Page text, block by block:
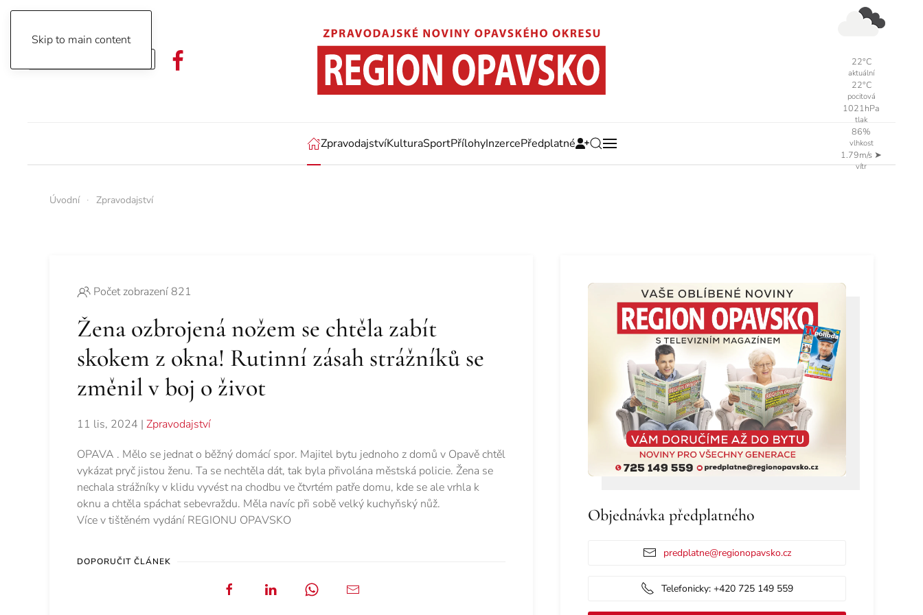
Skip to main content
22°C
aktuální
22°C
pocitová
1021hPa
tlak
86%
vlhkost
1.79m/s ➤
vítr
ZpravodajstvíKulturaSportPřílohyInzercePředplatné
Úvodní Zpravodajství
Počet zobrazení 821
Žena ozbrojená nožem se chtěla zabít
skokem z okna! Rutinní zásah strážníků se
změnil v boj o život
11 lis, 2024 | Zpravodajství
OPAVA . Mělo se jednat o běžný domácí spor. Majitel bytu jednoho z domů v Opavě chtěl
vykázat pryč jistou ženu. Ta se nechtěla dát, tak byla přivolána městská policie. Žena se
nechala strážníky v klidu vyvést na chodbu ve čtvrtém patře domu, kde se ale vrhla k
oknu a chtěla spáchat sebevraždu. Měla navíc při sobě velký kuchyňský nůž.
Více v tištěném vydání REGIONU OPAVSKO
DOPORUČIT ČLÁNEK
Objednávka předplatného
predplatne@regionopavsko.cz
Telefonicky: +420 725 149 559